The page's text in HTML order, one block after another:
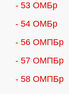
- 53 ОМБр
- 54 ОМБр
- 56 ОМПБр
- 57 ОМПБр
- 58 ОМПБр